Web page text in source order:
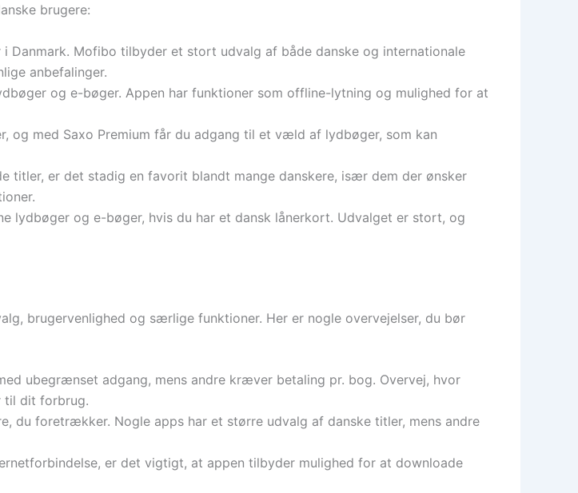
brugere:
Danmark. Mofibo tilbyder et stort udvalg af både danske og internationale
anbefalinger.
og e-bøger. Appen har funktioner som offline-lytning og mulighed for at
og med Saxo Premium får du adgang til et væld af lydbøger, som kan
titler, er det stadig en favorit blandt mange danskere, især dem der ønsker
lydbøger og e-bøger, hvis du har et dansk lånerkort. Udvalget er stort, og
brugervenlighed og særlige funktioner. Her er nogle overvejelser, du bør
ubegrænset adgang, mens andre kræver betaling pr. bog. Overvej, hvor
til dit forbrug.
du foretrækker. Nogle apps har et større udvalg af danske titler, mens andre
er det vigtigt, at appen tilbyder mulighed for at downloade